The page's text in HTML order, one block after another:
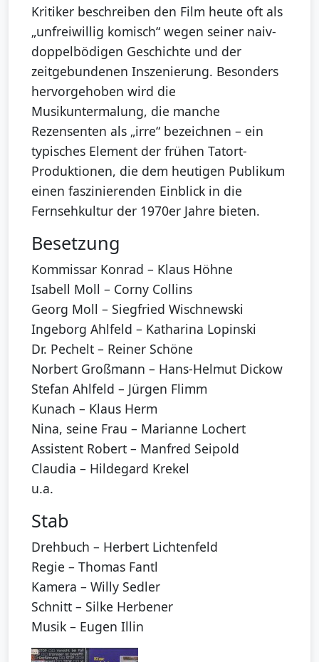
Kritiker beschreiben den Film heute oft als
„unfreiwillig komisch“ wegen seiner naiv-
doppelbödigen Geschichte und der
zeitgebundenen Inszenierung. Besonders
hervorgehoben wird die
Musikuntermalung, die manche
Rezensenten als „irre“ bezeichnen – ein
typisches Element der frühen Tatort-
Produktionen, die dem heutigen Publikum
einen faszinierenden Einblick in die
Fernsehkultur der 1970er Jahre bieten.
Besetzung
Kommissar Konrad – Klaus Höhne
Isabell Moll – Corny Collins
Georg Moll – Siegfried Wischnewski
Ingeborg Ahlfeld – Katharina Lopinski
Dr. Pechelt – Reiner Schöne
Norbert Großmann – Hans-Helmut Dickow
Stefan Ahlfeld – Jürgen Flimm
Kunach – Klaus Herm
Nina, seine Frau – Marianne Lochert
Assistent Robert – Manfred Seipold
Claudia – Hildegard Krekel
u.a.
Stab
Drehbuch – Herbert Lichtenfeld
Regie – Thomas Fantl
Kamera – Willy Sedler
Schnitt – Silke Herbener
Musik – Eugen Illin